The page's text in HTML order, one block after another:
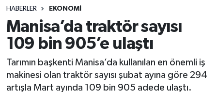
HABERLER EKONOMİ
Manisa’da traktör sayısı
109 bin 905’e ulaştı
Tarımın başkenti Manisa’da kullanılan en önemli iş
makinesi olan traktör sayısı şubat ayına göre 294
artışla Mart ayında 109 bin 905 adede ulaştı.
SİYASET
EĞİTİM
SAĞLIK
SPOR
ALAŞEHİR
KULA
YUNUSEMRE
ŞEHZADELER
DEMİRCİ
GÖLMARMARA
GÖRDES
KIRKAĞAÇ
SİZİN SESİNİZ
GÜNDEM
ASAYİŞ
SİYASET
Süper Lig Puan Durumu ve Fikstür
Tüm Manşetler
Son Dakika Haberleri
Haber Arşivi